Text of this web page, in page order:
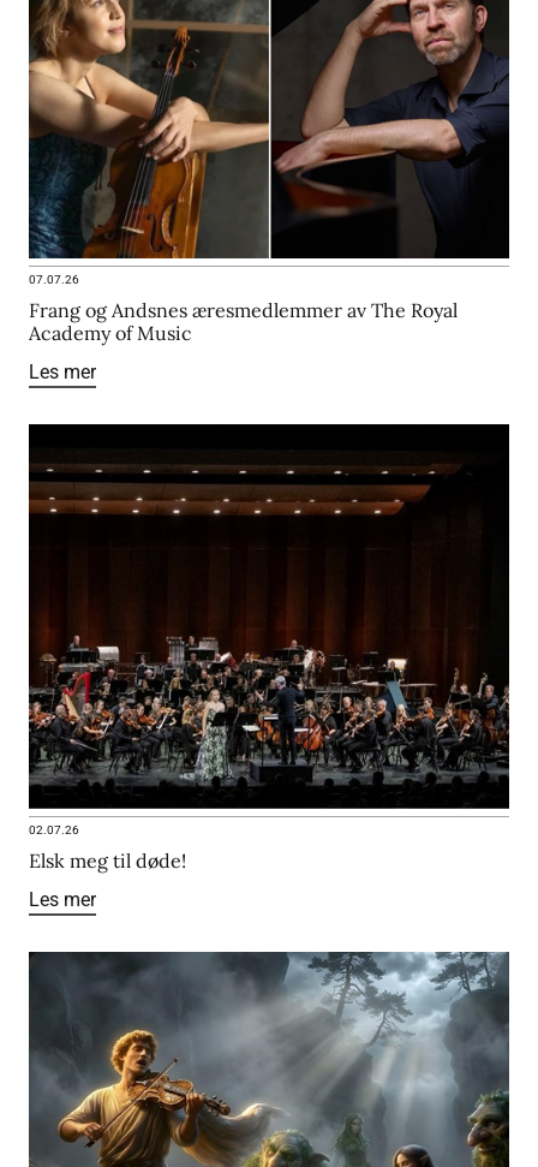
07.07.26
Frang og Andsnes æresmedlemmer av The Royal
Academy of Music
Les mer
02.07.26
Elsk meg til døde!
Les mer